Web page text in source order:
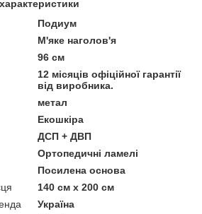
Подиум
М'яке наголов'я
96 см
12 місяців офіційної гарантії
від виробника.
метал
Екошкіра
ДСП + ДВП
Ортопедичні ламелі
Посилена основа
140 см х 200 см
Україна